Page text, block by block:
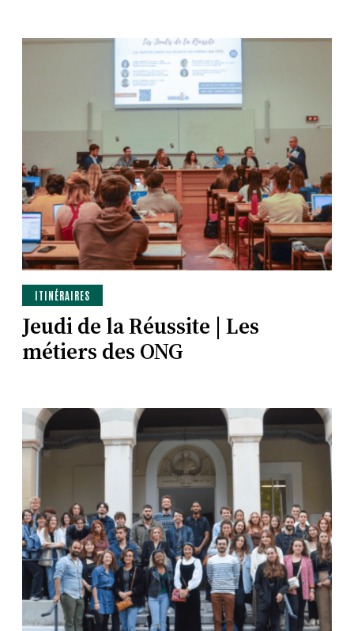
ITINÉRAIRES
Jeudi de la Réussite | Les
métiers des ONG